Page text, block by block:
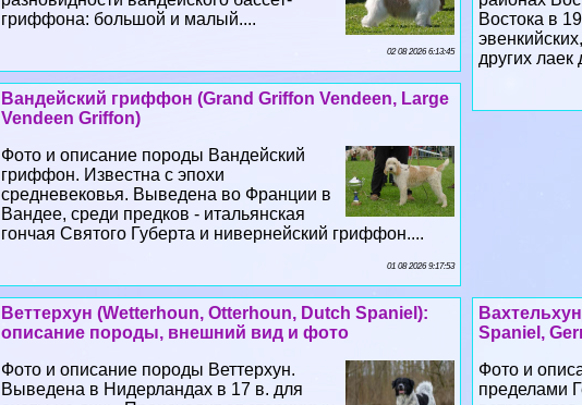
Вандейский гриффон (Grand Griffon Vendeen, Large
Фото и описание породы Вандейский
гриффон. Известна с эпохи
средневековья. Выведена во Франции в
Вандее, среди предков - итальянская
гончая Святого Губерта и нивернейский гриффон....
01 08 2026 9:17:53
Фото и
пределами
собак
Веттерхун (Wetterhoun, Otterhoun, Dutch Spaniel):
Фото и описание породы Веттерхун.
Выведена в Нидерландах в 17 в. для
охоты на дичь. Происходит от старинных
выдровых собак....
30 07 2026 6:11:34